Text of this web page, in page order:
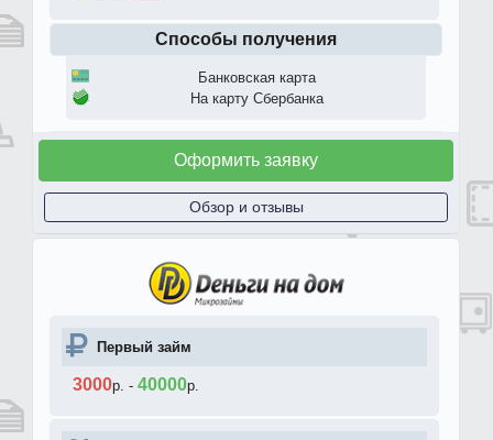
Способы получения
Банковская карта
На карту Сбербанка
Оформить заявку
Обзор и отзывы
Первый займ
3000р. - 40000р.